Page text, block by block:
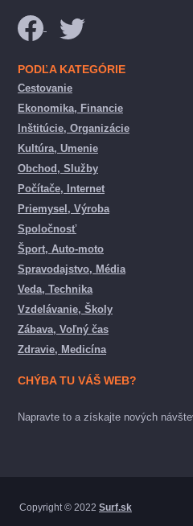
PODĽA KATEGÓRIE
Cestovanie
Ekonomika, Financie
Inštitúcie, Organizácie
Kultúra, Umenie
Obchod, Služby
Počítače, Internet
Priemysel, Výroba
Spoločnosť
Šport, Auto-moto
Spravodajstvo, Média
Veda, Technika
Vzdelávanie, Školy
Zábava, Voľný čas
Zdravie, Medicína
CHÝBA TU VÁŠ WEB?
Napravte to a získajte nových
Copyright © 2022 Surf.sk